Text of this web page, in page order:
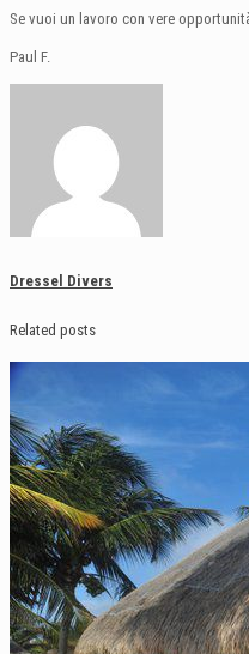
Se vuoi un lavoro con vere
Paul F.
Dressel Divers
Related posts